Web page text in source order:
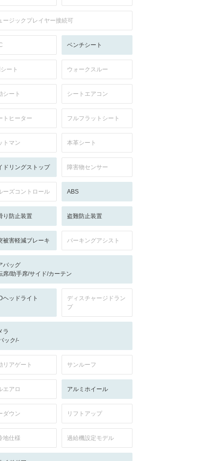
ージックプレイヤー接続可
ベンチシート
ート ウォークスルー
シート シートエアコン
トヒーター フルフラットシート
トマン 本革シート
ドリングストップ 障害物センサー
ーズコントロール ABS
り防止装置 盗難防止装置
被害軽減ブレーキ パーキングアシスト
バッグ
席/助手席/サイド/カーテン
ヘッドライト
ディスチャージドラン
プ
ラ
ック/-
リアゲート サンルーフ
エアロ アルミホイール
ダウン リフトアップ
地仕様 過給機設定モデル